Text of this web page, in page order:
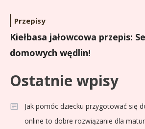
Przepisy
Kiełbasa jałowcowa przepis:
domowych wędlin!
Ostatnie wpisy
Jak pomóc dziecku przygotować się
online to dobre rozwiązanie dla